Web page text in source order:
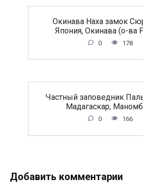
Окинава Наха замок
Япония, Окинава (о-
0 178
Частный заповедник
Мадагаскар,
0 166
Добавить комментарии